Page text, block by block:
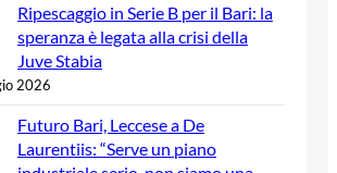
Ripescaggio in Serie B per il Bari: la
speranza è legata alla crisi della
Juve Stabia
2026
Futuro Bari, Leccese a De
Laurentiis: “Serve un piano